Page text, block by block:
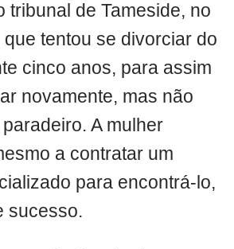
tribunal de Tameside, no
que tentou se divorciar do
cinco anos, para assim
novamente, mas não
A mulher
a contratar um
para encontrá-lo,
sucesso.